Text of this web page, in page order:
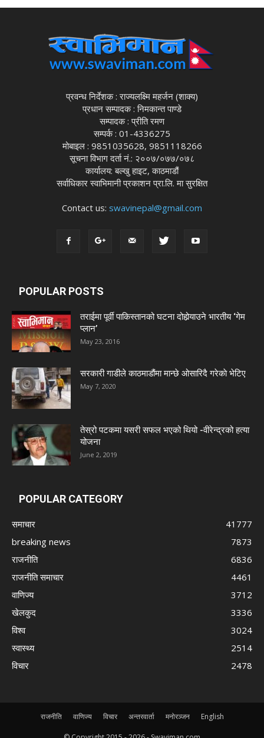
प्रवन्ध निर्देशक : राज्यलक्ष्मि महर्जन (शाक्य)
प्रधान सम्पादक : निमकान्त पाण्डे
सम्पादक : प्रीति रमण
सम्पर्क : 01-4336275
मोबाइल : 9851035628, 9851118266
सूचना विभाग दर्ता नं.: २००७/०७७/०७८
कार्यालय: बल्खु हाइट, काठमाडौं
सर्वाधिकार स्वाभिमानी प्रकाशन प्रा.लि. मा सुरक्षित
Contact us: swavinepal@gmail.com
POPULAR POSTS
तराईमा पूर्वी पाकिस्तानको घटना दोहोर्‍याउने भारतीय ‘गेम
प्लान’
May 23, 2016
सरकारी गाडीले काठमाडौंमा मान्छे ओसारिदै गरेकाे भेटिए
May 7, 2020
तेस्रो पटकमा यसरी सफल भएको थियो -वीरेन्द्रको हत्या
योजना
June 2, 2019
POPULAR CATEGORY
समाचार
41777
breaking news
7873
राजनीति
6836
राजनीति समाचार
4461
वाणिज्य
3712
खेलकुद
3336
विश्व
3024
स्वास्थ्य
2514
विचार
2478
राजनीति वाणिज्य विचार अन्तरवार्ता मनोरञ्जन English